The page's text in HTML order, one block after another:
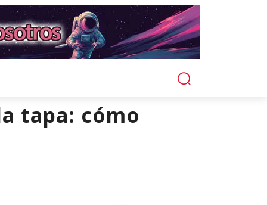
tapa: cómo